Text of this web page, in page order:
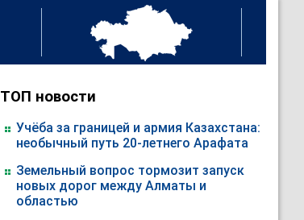
ТОП новости
Учёба за границей и армия Казахстана:
необычный путь 20-летнего Арафата
Земельный вопрос тормозит запуск
новых дорог между Алматы и
областью